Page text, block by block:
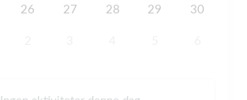
26 27 28 29 30